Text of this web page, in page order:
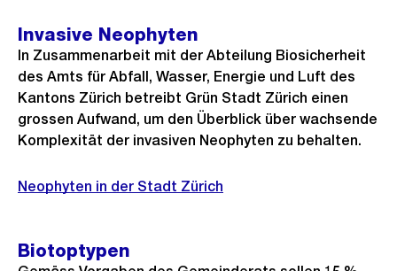
Invasive Neophyten
In Zusammenarbeit mit der Abteilung Biosicherheit
des Amts für Abfall, Wasser, Energie und Luft des
Kantons Zürich betreibt Grün Stadt Zürich einen
grossen Aufwand, um den Überblick über wachsende
Komplexität der invasiven Neophyten zu behalten.
Neophyten in der Stadt Zürich
Biotoptypen